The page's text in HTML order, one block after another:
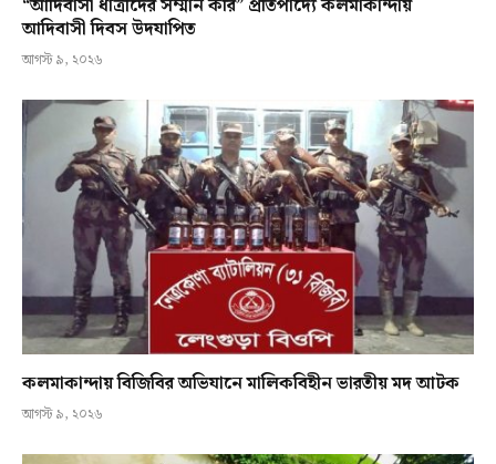
“আদিবাসী ধাত্রীদের সম্মান করি” প্রতিপাদ্যে কলমাকান্দায়
আদিবাসী দিবস উদযাপিত
আগস্ট ৯, ২০২৬
কলমাকান্দায় বিজিবির অভিযানে মালিকবিহীন ভারতীয় মদ আটক
আগস্ট ৯, ২০২৬